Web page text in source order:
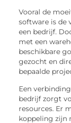
Vooral de
software is de
een bedrijf.
met een
beschikbare
gezocht en
bepaalde
Een
bedrijf zorgt
resources. Er
koppeling zijn